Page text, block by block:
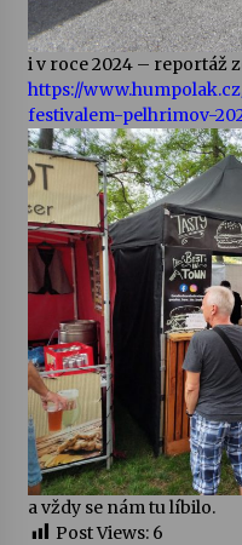
i v roce 2024 – reportáž
https://
festivalem-pelhrimov-
a vždy se nám tu líbilo.
Post Views: 6